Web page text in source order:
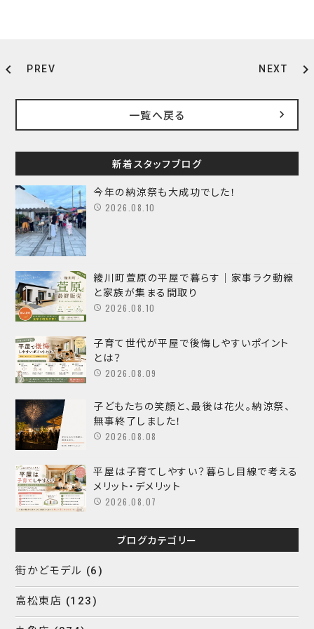
chevron_left PREV NEXT chevron_right
一覧へ戻る
新着スタッフブログ
今年の納涼祭も大成功でした！
2026.08.10
綾川町萱原の平屋で暮らす｜家事ラク動線
と家族が集まる間取り
2026.08.10
子育て世代が平屋で後悔しやすいポイント
とは？
2026.08.09
子どもたちの笑顔と、最後は花火。納涼祭、
無事終了しました！
2026.08.08
平屋は子育てしやすい？暮らし目線で考える
メリット・デメリット
2026.08.07
ブログカテゴリー
街かどモデル (6)
高松東店 (123)